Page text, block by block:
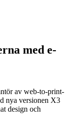
med e-
av web-to-print-
nya versionen X3
design och